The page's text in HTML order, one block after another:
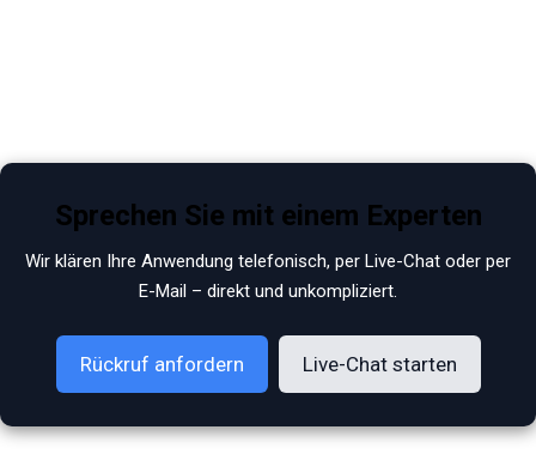
Sprechen Sie mit einem Experten
Wir klären Ihre Anwendung telefonisch, per Live-Chat oder per
E-Mail – direkt und unkompliziert.
Rückruf anfordern Live-Chat starten